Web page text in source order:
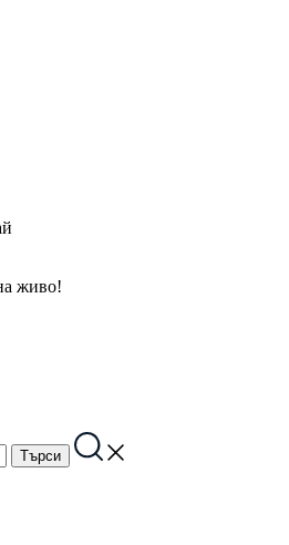
живо!